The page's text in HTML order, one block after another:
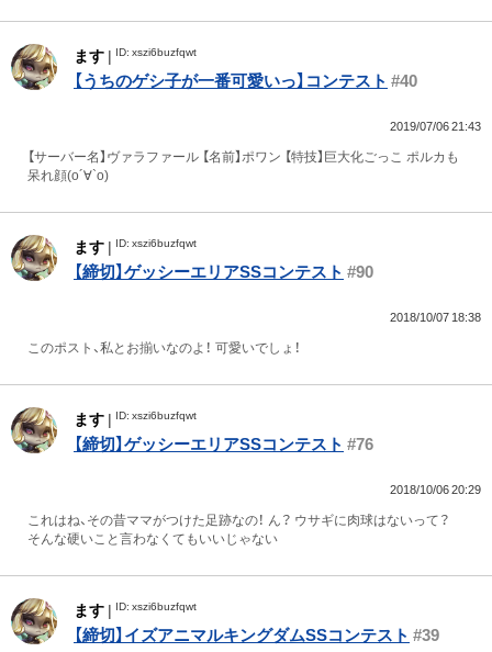
ます | ID: xszi6buzfqwt
【うちのゲシ子が一番可愛いっ】コンテスト #40
2019/07/06 21:43
【サーバー名】ヴァラファール 【名前】ポワン 【特技】巨大化ごっこ ポルカも
呆れ顔(о´∀`о)
ます | ID: xszi6buzfqwt
【締切】ゲッシーエリアSSコンテスト #90
2018/10/07 18:38
このポスト、私とお揃いなのよ！ 可愛いでしょ！
ます | ID: xszi6buzfqwt
【締切】ゲッシーエリアSSコンテスト #76
2018/10/06 20:29
これはね、その昔ママがつけた足跡なの！ ん？ ウサギに肉球はないって？
そんな硬いこと言わなくてもいいじゃない
ます | ID: xszi6buzfqwt
【締切】イズアニマルキングダムSSコンテスト #39